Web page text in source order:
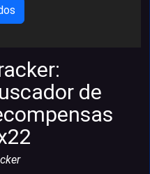
de